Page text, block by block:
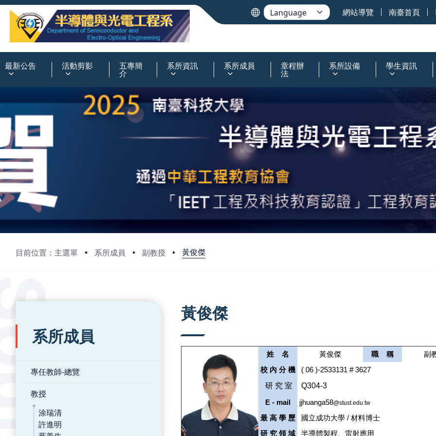
網站導覽 南臺首頁
最新公告 活動剪影 五專簡
介
系所資訊 系所成員 章程辦
法
系所設備 學生資訊
目前位置：主選單 系所成員 副教授 黃俊傑
:::
系所成員
專任教師-總覽
教授
涂瑞清
許進明
黃俊傑
姓 名 黃俊傑 職 稱
副
校 內 分 機
( 06 )-2533131 # 3627
研 究 室 Q304-3
E - mail jjhuanga58@stust.edu.tw
最 高 學 歷
國立成功大學 / 材料博士
研 究 領 域
半導體製程、雷射應用